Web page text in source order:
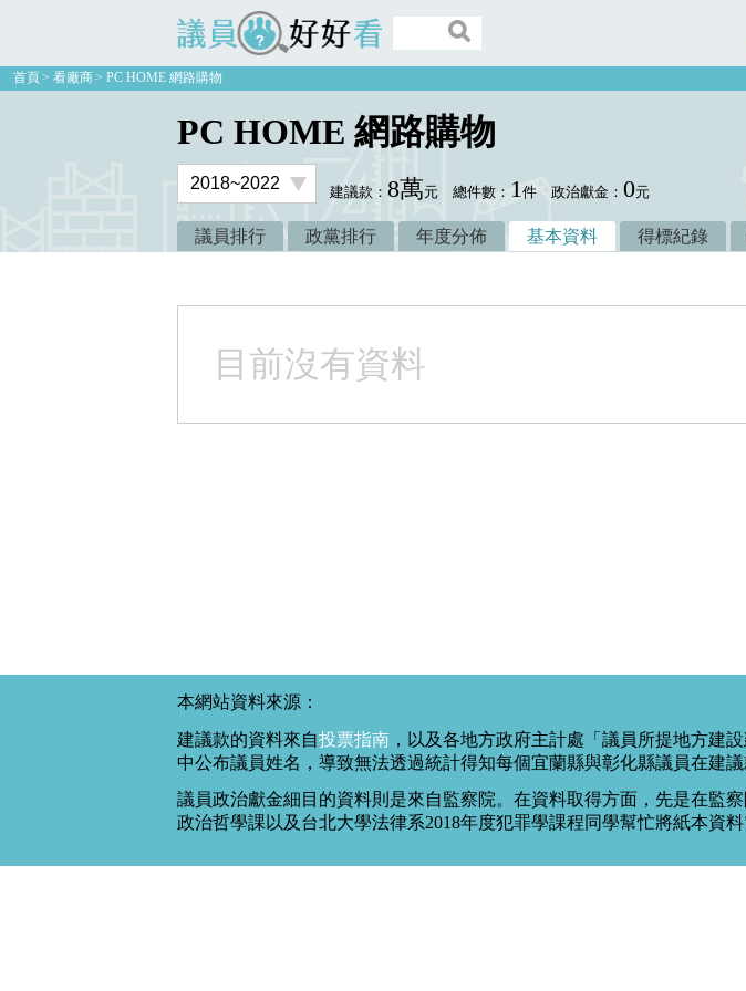
議員好好看
首頁 看廠商 PC HOME 網路購物
PC HOME 網路購物
建議款：8萬元 總件數： 1件 政治獻金：0元
議員排行 政黨排行 年度分佈 基本資料 得標紀錄
目前沒有資料
本網站資料來源：
建議款的資料來自投票指南 ，以及各地方政府主計處「議員所提地方建
中公布議員姓名，導致無法透過統計得知每個宜蘭縣與彰化縣議員在建議
議員政治獻金細目的資料則是來自監察院。在資料取得方面，先是在監
政治哲學課以及台北大學法律系2018年度犯罪學課程同學幫忙將紙本資料